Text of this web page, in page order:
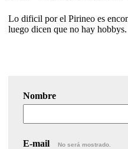
Lo dificil por el Pirineo es
luego dicen que no hay hobbys.
Nombre
E-mail No será mostrado.